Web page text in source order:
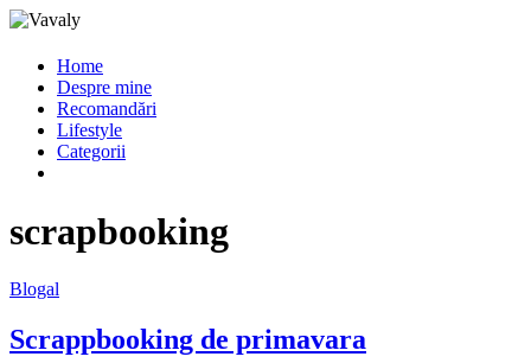
Home
Despre mine
Recomandări
Lifestyle
Categorii
scrapbooking
Blogal
Scrappbooking de primavara